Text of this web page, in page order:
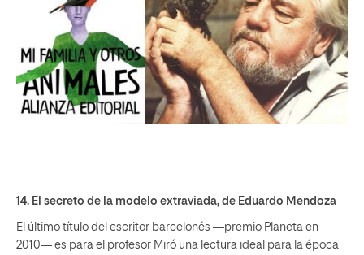
14. El secreto de la modelo extraviada, de Eduardo Mendoza
El último título del escritor barcelonés ―premio Planeta en
2010― es para el profesor Miró una lectura ideal para la época